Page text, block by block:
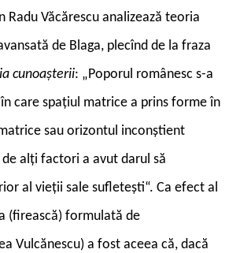
Radu Văcărescu analizează teoria
de Blaga, plecînd de la fraza
cunoașterii: „Poporul românesc s-a
care spațiul matrice a prins forme în
sau orizontul inconștient
alți factori a avut darul să
al vieții sale sufletești“. Ca efect al
(firească) formulată de
Vulcănescu) a fost aceea că, dacă